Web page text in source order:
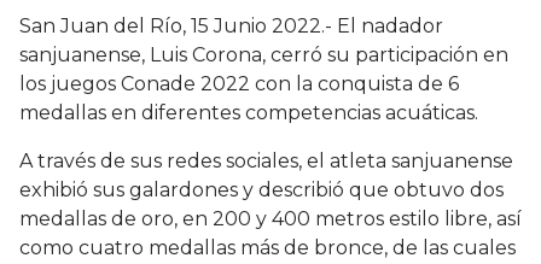
San Juan del Río, 15 Junio 2022.- El nadador
sanjuanense, Luis Corona, cerró su participación en
los juegos Conade 2022 con la conquista de 6
medallas en diferentes competencias acuáticas.
A través de sus redes sociales, el atleta sanjuanense
exhibió sus galardones y describió que obtuvo dos
medallas de oro, en 200 y 400 metros estilo libre, así
como cuatro medallas más de bronce, de las cuales